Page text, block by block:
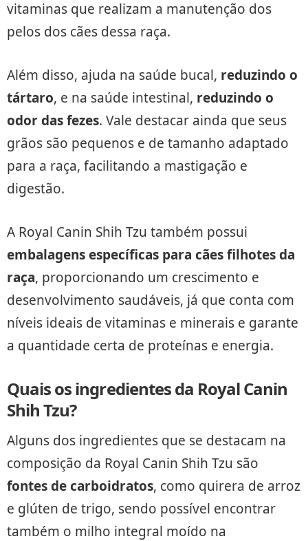
vitaminas que realizam a manutenção dos
pelos dos cães dessa raça.
Além disso, ajuda na saúde bucal, reduzindo o
tártaro, e na saúde intestinal, reduzindo o
odor das fezes. Vale destacar ainda que seus
grãos são pequenos e de tamanho adaptado
para a raça, facilitando a mastigação e
digestão.
A Royal Canin Shih Tzu também possui
embalagens específicas para cães filhotes da
raça, proporcionando um crescimento e
desenvolvimento saudáveis, já que conta com
níveis ideais de vitaminas e minerais e garante
a quantidade certa de proteínas e energia.
Quais os ingredientes da Royal Canin
Shih Tzu?
Alguns dos ingredientes que se destacam na
composição da Royal Canin Shih Tzu são
fontes de carboidratos, como quirera de arroz
e glúten de trigo, sendo possível encontrar
também o milho integral moído na